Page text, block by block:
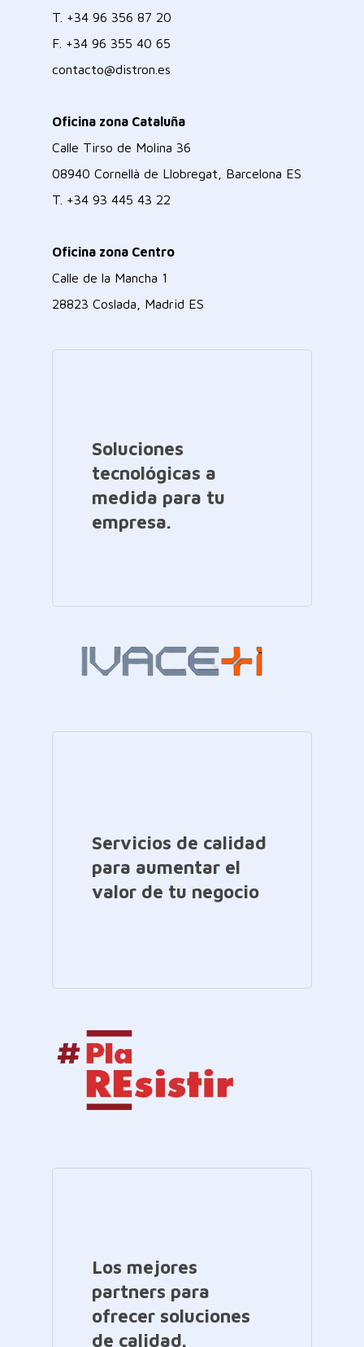
T. +34 96 356 87 20
F. +34 96 355 40 65
contacto@distron.es
Oficina zona Cataluña
Calle Tirso de Molina 36
08940 Cornellà de Llobregat, Barcelona ES
T. +34 93 445 43 22
Oficina zona Centro
Calle de la Mancha 1
28823 Coslada, Madrid ES
Soluciones
tecnológicas a
medida para tu
empresa.
Servicios de calidad
para aumentar el
valor de tu negocio
Los mejores
partners para
ofrecer soluciones
de calidad.